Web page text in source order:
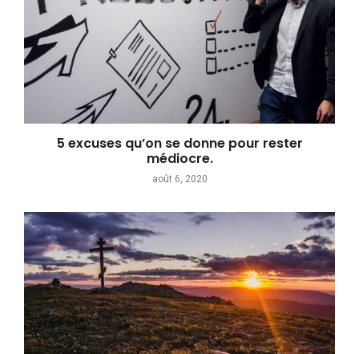
5 excuses qu’on se donne pour rester
médiocre.
août 6, 2020